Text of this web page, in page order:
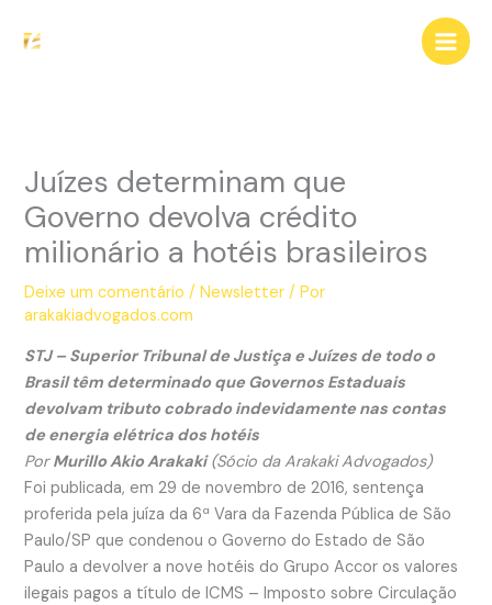
para
Juízes determinam que
Governo devolva crédito
milionário a hotéis brasileiros
Deixe um comentário /Newsletter / Por
arakakiadvogados.com
STJ – Superior Tribunal de Justiça e Juízes de todo o
Brasil têm determinado que Governos Estaduais
devolvam tributo cobrado indevidamente nas contas
de energia elétrica dos hotéis
PorMurillo Akio Arakaki(Sócio da Arakaki Advogados)
Foi publicada, em 29 de novembro de 2016, sentença
proferida pela juíza da 6ª Vara da Fazenda Pública de São
Paulo/SP que condenou o Governo do Estado de São
Paulo a devolver a nove hotéis do Grupo Accor os valores
ilegais pagos a título de ICMS – Imposto sobre Circulação